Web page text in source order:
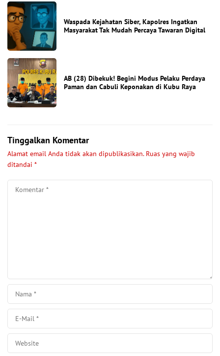
Waspada Kejahatan Siber, Kapolres Ingatkan
Masyarakat Tak Mudah Percaya Tawaran Digital
AB (28) Dibekuk! Begini Modus Pelaku Perdaya
Paman dan Cabuli Keponakan di Kubu Raya
Tinggalkan Komentar
Alamat email Anda tidak akan dipublikasikan. Ruas yang wajib
ditandai *